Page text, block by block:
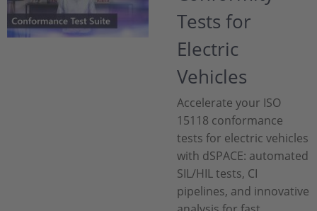
Tests for
Electric
Vehicles
Accelerate your ISO
15118 conformance
tests for electric vehicles
with dSPACE: automated
SIL/HIL tests, CI
pipelines, and innovative